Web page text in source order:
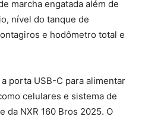
marcha engatada além de
nível do tanque de
e hodômetro total e
porta USB-C para alimentar
celulares e sistema de
da NXR 160 Bros 2025. O